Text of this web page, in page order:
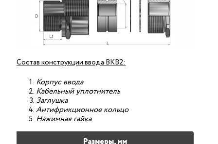
Состав конструкции ввода ВКВ2:
Корпус ввода
Кабельный уплотнитель
Заглушка
Антифрикционное кольцо
Нажимная гайка